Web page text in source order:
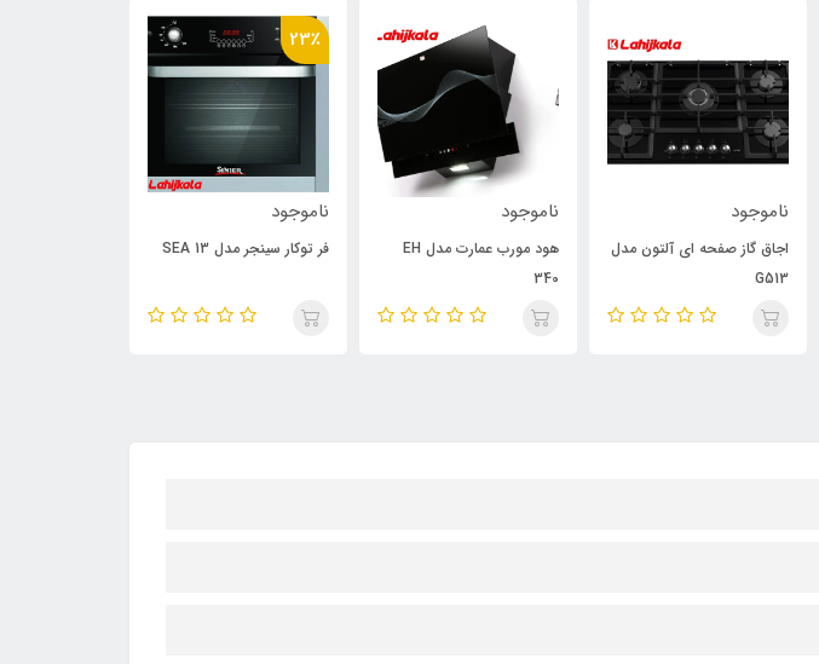
ناموجود
اجاق گاز صفحه ای آلتون مدل
G513
ناموجود
هود مورب عمارت مدل EH
340
23٪
ناموجود
فر توکار سینجر مدل SEA 13